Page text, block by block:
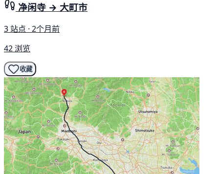
净闲寺 → 大町市
3 站点 · 2个月前
42 浏览
收藏